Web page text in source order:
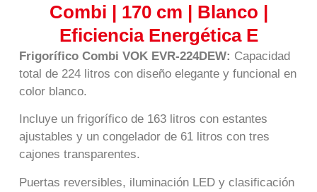
Combi | 170 cm | Blanco |
Eficiencia Energética E
Frigorífico Combi VOK EVR-224DEW: Capacidad
total de 224 litros con diseño elegante y funcional en
color blanco.
Incluye un frigorífico de 163 litros con estantes
ajustables y un congelador de 61 litros con tres
cajones transparentes.
Puertas reversibles, iluminación LED y clasificación